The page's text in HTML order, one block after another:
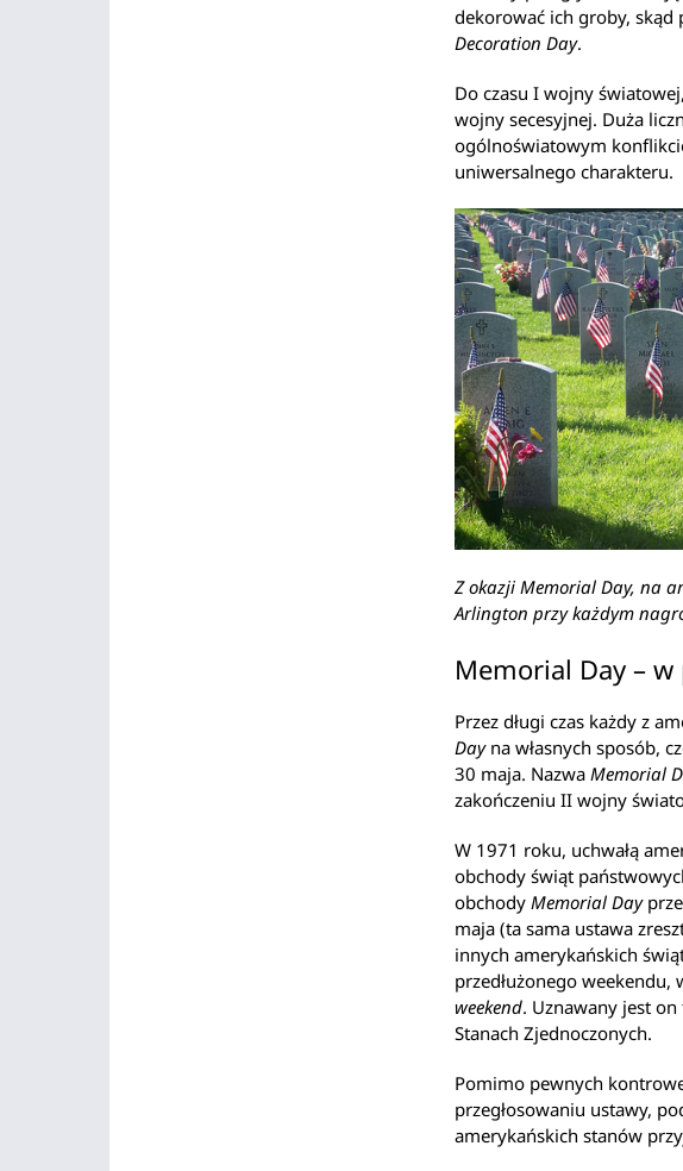
dekorować ich groby, skąd
Decoration Day.
Do czasu I wojny
wojny secesyjnej. Duża
ogólnoświatowym
uniwersalnego charakteru.
Z okazji Memorial Day, na
Arlington przy każdym
Memorial Day – w
Przez długi czas każdy z
Dayna własnych sposób,
30 maja. Nazwa Memorial
zakończeniu II wojny
W 1971 roku, uchwałą
obchody świąt
obchody Memorial Day
maja (ta sama ustawa
innych amerykańskich
przedłużonego weekendu,
weekend. Uznawany jest
Stanach Zjednoczonych.
Pomimo pewnych
przegłosowaniu ustawy,
amerykańskich stanów